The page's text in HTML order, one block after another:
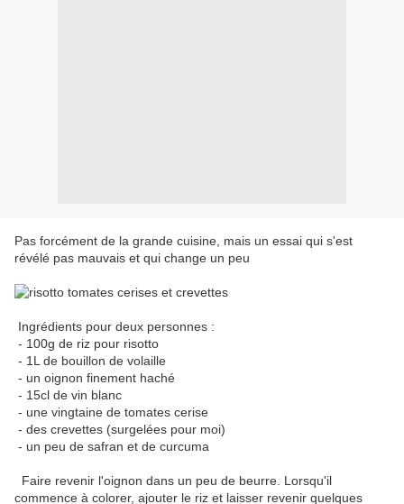
Pas forcément de la grande cuisine, mais un essai qui s'est
révélé pas mauvais et qui change un peu
Ingrédients pour deux personnes :
- 100g de riz pour risotto
- 1L de bouillon de volaille
- un oignon finement haché
- 15cl de vin blanc
- une vingtaine de tomates cerise
- des crevettes (surgelées pour moi)
- un peu de safran et de curcuma
Faire revenir l'oignon dans un peu de beurre. Lorsqu'il
commence à colorer, ajouter le riz et laisser revenir quelques